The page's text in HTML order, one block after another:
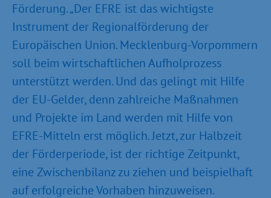
Förderung. „Der EFRE ist das wichtigste
Instrument der Regionalförderung der
Europäischen Union. Mecklenburg-Vorpommern
soll beim wirtschaftlichen Aufholprozess
unterstützt werden. Und das gelingt mit Hilfe
der EU-Gelder, denn zahlreiche Maßnahmen
und Projekte im Land werden mit Hilfe von
EFRE-Mitteln erst möglich. Jetzt, zur Halbzeit
der Förderperiode, ist der richtige Zeitpunkt,
eine Zwischenbilanz zu ziehen und beispielhaft
auf erfolgreiche Vorhaben hinzuweisen.